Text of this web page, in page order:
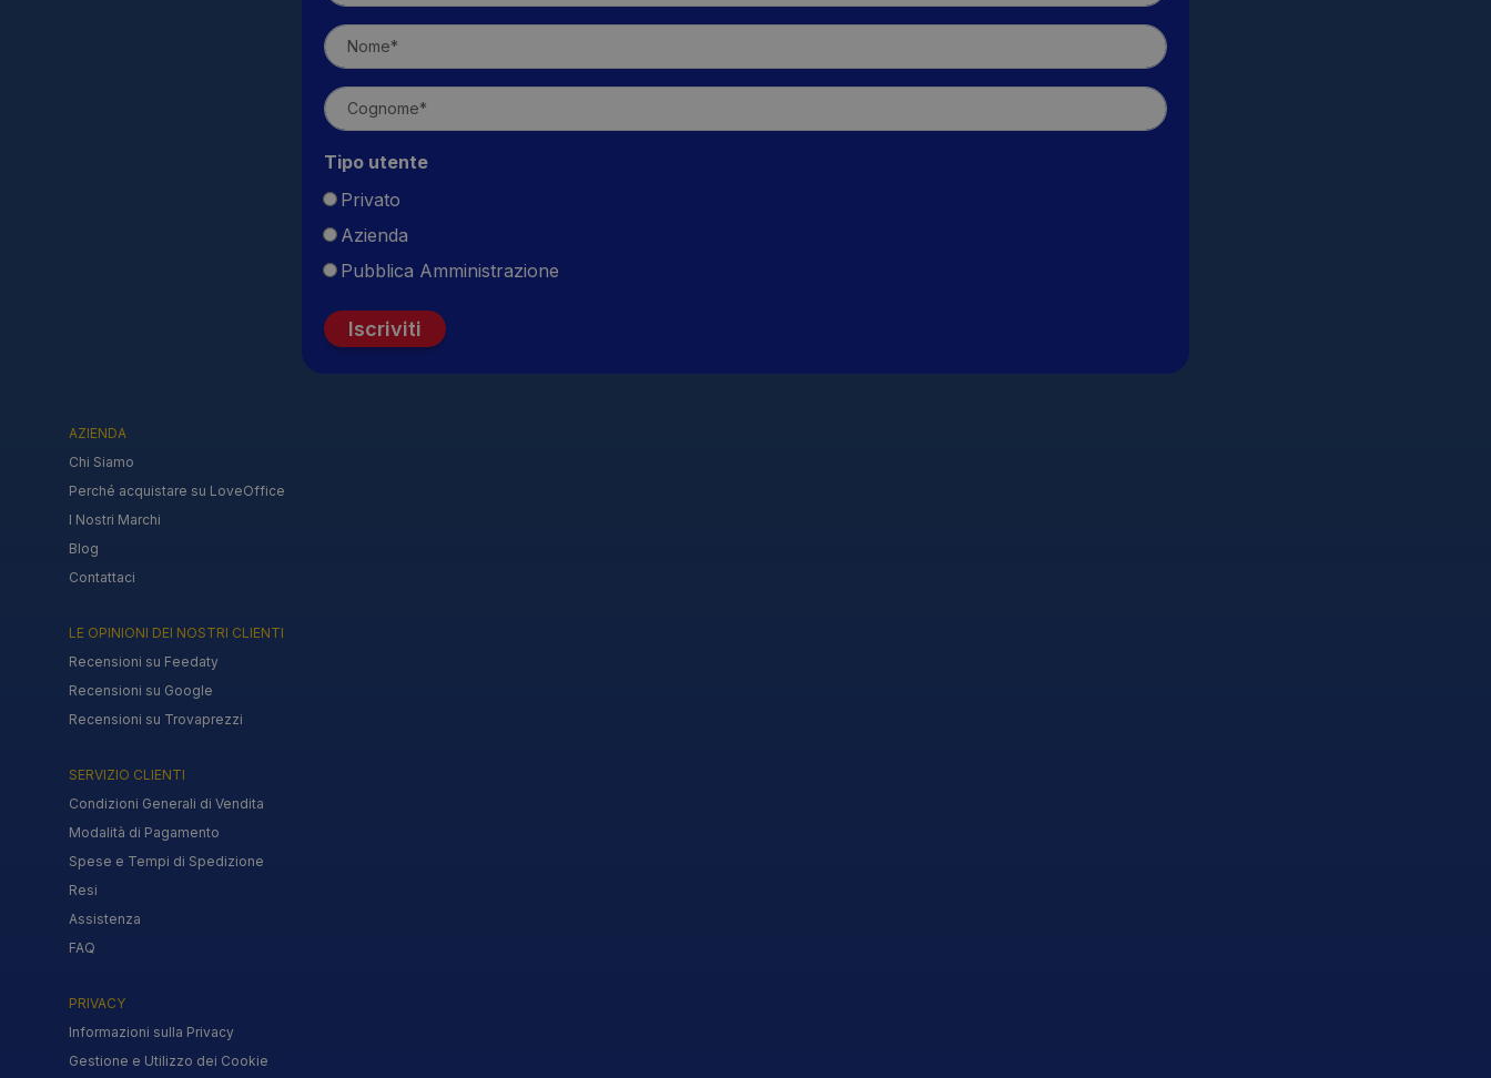
Tipo utente
Privato
Azienda
Pubblica Amministrazione
Iscriviti
AZIENDA
Chi Siamo
Perché acquistare su LoveOffice
I Nostri Marchi
Blog
Contattaci
LE OPINIONI DEI NOSTRI CLIENTI
Recensioni su Feedaty
Recensioni su Google
Recensioni su Trovaprezzi
SERVIZIO CLIENTI
Condizioni Generali di Vendita
Modalità di Pagamento
Spese e Tempi di Spedizione
Resi
Assistenza
FAQ
PRIVACY
Informazioni sulla Privacy
Gestione e Utilizzo dei Cookie